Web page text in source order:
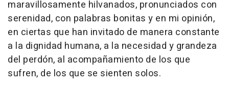
maravillosamente hilvanados, pronunciados con
serenidad, con palabras bonitas y en mi opinión,
en ciertas que han invitado de manera constante
a la dignidad humana, a la necesidad y grandeza
del perdón, al acompañamiento de los que
sufren, de los que se sienten solos.